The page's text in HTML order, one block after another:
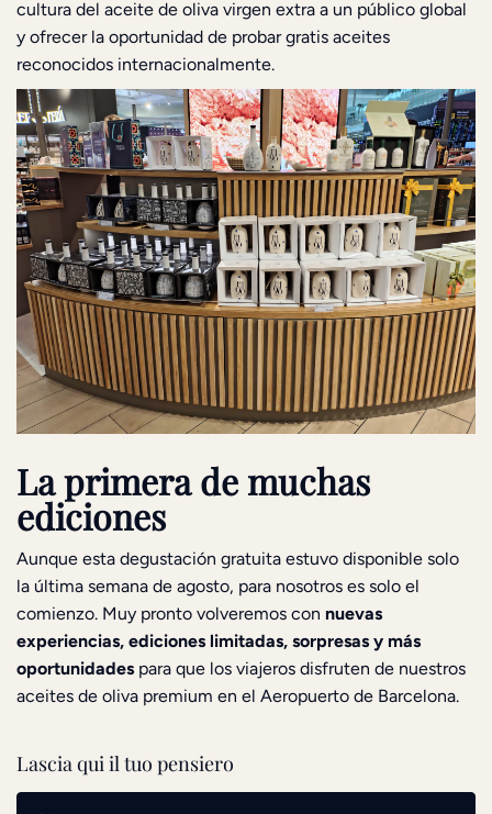
cultura del aceite de oliva virgen extra a un público global
y ofrecer la oportunidad de probar gratis aceites
reconocidos internacionalmente.
La primera de muchas
ediciones
Aunque esta degustación gratuita estuvo disponible solo
la última semana de agosto, para nosotros es solo el
comienzo. Muy pronto volveremos con nuevas
experiencias, ediciones limitadas, sorpresas y más
oportunidades para que los viajeros disfruten de nuestros
aceites de oliva premium en el Aeropuerto de Barcelona.
Lascia qui il tuo pensiero